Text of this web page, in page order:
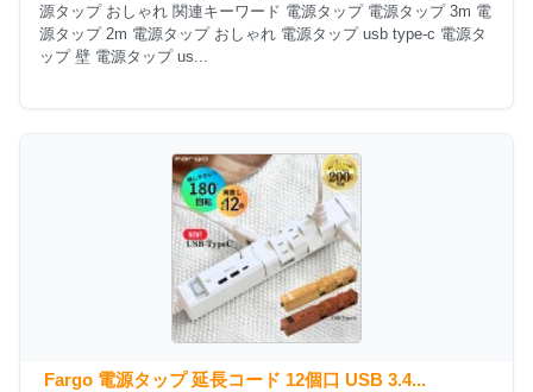
源タップ おしゃれ 関連キーワード 電源タップ 電源タップ 3m 電
源タップ 2m 電源タップ おしゃれ 電源タップ usb type-c 電源タ
ップ 壁 電源タップ us...
Fargo 電源タップ 延長コード 12個口 USB 3.4...